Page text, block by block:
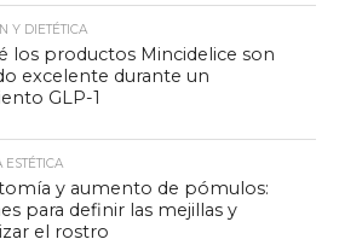
Y DIETÉTICA
los productos Mincidelice son
excelente durante un
GLP-1
ESTÉTICA
y aumento de pómulos:
para definir las mejillas y
el rostro